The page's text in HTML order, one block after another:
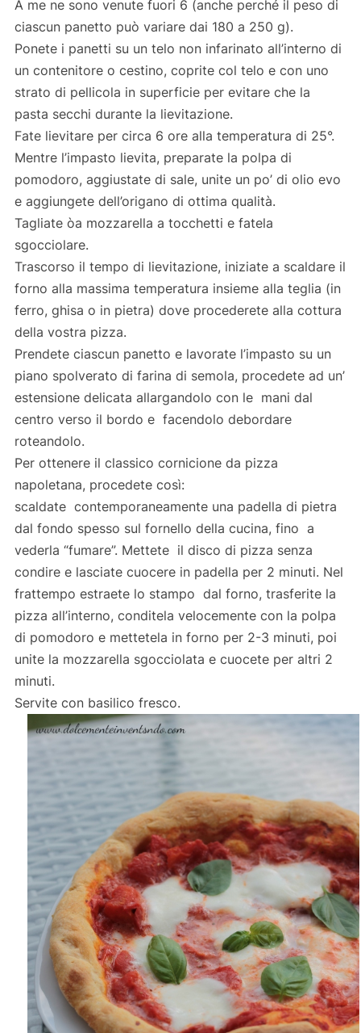
A me ne sono venute fuori 6 (anche perché il peso di
ciascun panetto può variare dai 180 a 250 g).
Ponete i panetti su un telo non infarinato all’interno di
un contenitore o cestino, coprite col telo e con uno
strato di pellicola in superficie per evitare che la
pasta secchi durante la lievitazione.
Fate lievitare per circa 6 ore alla temperatura di 25°.
Mentre l’impasto lievita, preparate la polpa di
pomodoro, aggiustate di sale, unite un po’ di olio evo
e aggiungete dell’origano di ottima qualità.
Tagliate òa mozzarella a tocchetti e fatela
sgocciolare.
Trascorso il tempo di lievitazione, iniziate a scaldare il
forno alla massima temperatura insieme alla teglia (in
ferro, ghisa o in pietra) dove procederete alla cottura
della vostra pizza.
Prendete ciascun panetto e lavorate l’impasto su un
piano spolverato di farina di semola, procedete ad un’
estensione delicata allargandolo con le mani dal
centro verso il bordo e facendolo debordare
roteandolo.
Per ottenere il classico cornicione da pizza
napoletana, procedete così:
scaldate contemporaneamente una padella di pietra
dal fondo spesso sul fornello della cucina, fino a
vederla “fumare”. Mettete il disco di pizza senza
condire e lasciate cuocere in padella per 2 minuti. Nel
frattempo estraete lo stampo dal forno, trasferite la
pizza all’interno, conditela velocemente con la polpa
di pomodoro e mettetela in forno per 2-3 minuti, poi
unite la mozzarella sgocciolata e cuocete per altri 2
minuti.
Servite con basilico fresco.